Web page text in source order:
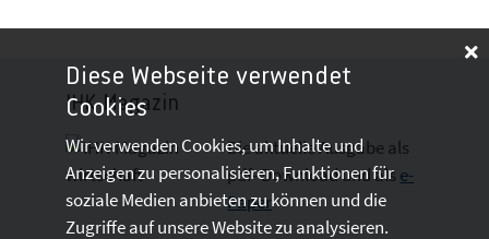
IHK-Magazin
Die aktuelle Ausgabe als
pdf- Downloadund als e-
Paper
Diese Webseite verwendet
Cookies
Wir verwenden Cookies, um Inhalte und
Anzeigen zu personalisieren, Funktionen für
soziale Medien anbieten zu können und die
Zugriffe auf unsere Website zu analysieren.